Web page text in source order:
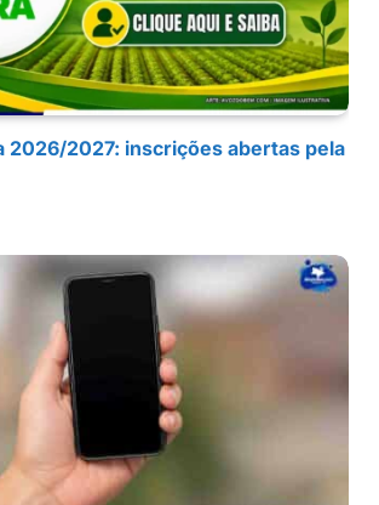
2026/2027: inscrições abertas pela